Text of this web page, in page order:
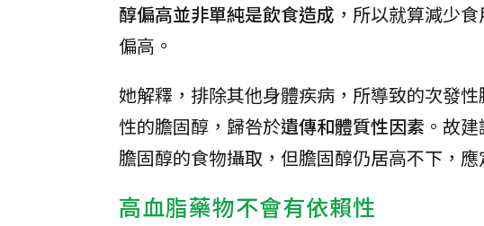
醇偏高並非單純是飲食造成 ，所以就算減少
偏高。
她解釋，排除其他身體疾病，所導致的次發
性的膽固醇，歸咎於遺傳和體質性因素 。故
膽固醇的食物攝取，但膽固醇仍居高不下，
高血脂藥物不會有依賴性